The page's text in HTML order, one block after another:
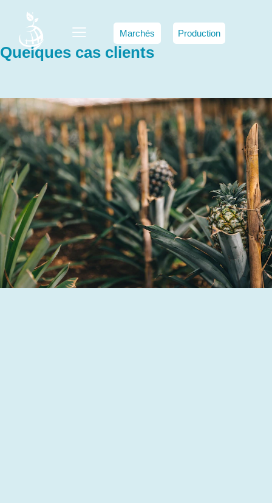
Marchés Production
Quelques cas clients